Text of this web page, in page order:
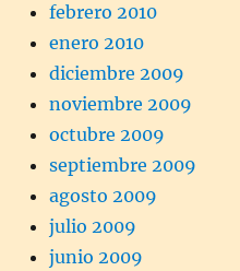
febrero 2010
enero 2010
diciembre 2009
noviembre 2009
octubre 2009
septiembre 2009
agosto 2009
julio 2009
junio 2009